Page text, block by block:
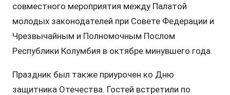
совместного мероприятия между Палатой
молодых законодателей при Совете Федерации и
Чрезвычайным и Полномочным Послом
Республики Колумбия в октябре минувшего года.
Праздник был также приурочен ко Дню
защитника Отечества. Гостей встретили по